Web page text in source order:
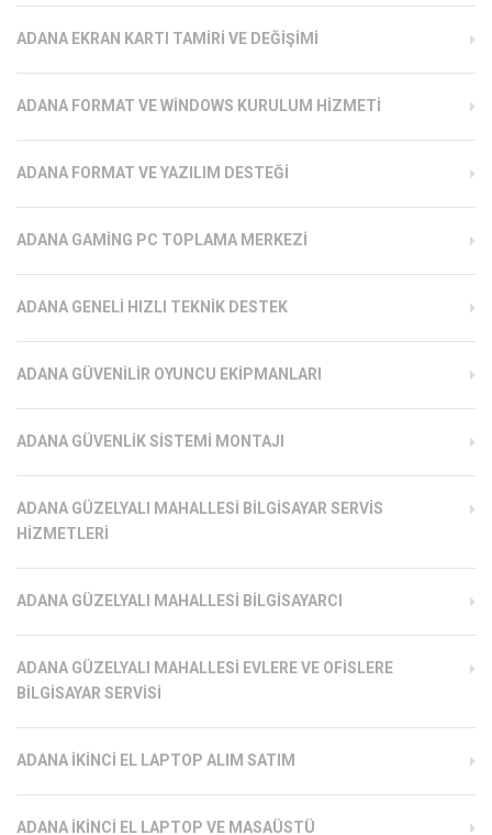
ADANA EKRAN KARTI TAMIRI VE DEĞIŞIMI
ADANA FORMAT VE WINDOWS KURULUM HIZMETI
ADANA FORMAT VE YAZILIM DESTEĞI
ADANA GAMING PC TOPLAMA MERKEZI
ADANA GENELI HIZLI TEKNIK DESTEK
ADANA GÜVENILIR OYUNCU EKIPMANLARI
ADANA GÜVENLIK SISTEMI MONTAJI
ADANA GÜZELYALI MAHALLESI BILGISAYAR SERVIS
HIZMETLERI
ADANA GÜZELYALI MAHALLESI BILGISAYARCI
ADANA GÜZELYALI MAHALLESI EVLERE VE OFISLERE
BILGISAYAR SERVISI
ADANA İKINCI EL LAPTOP ALIM SATIM
ADANA İKINCI EL LAPTOP VE MASAÜSTÜ